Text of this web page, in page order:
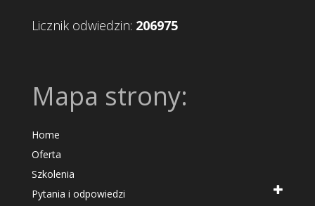
Licznik odwiedzin: 206975
Mapa strony:
Home
Oferta
Szkolenia
Pytania i odpowiedzi